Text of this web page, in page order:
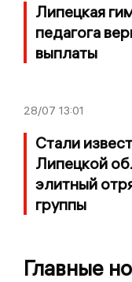
Липецкая
педагога
выплаты
28/07 13:01
Стали
Липецкой
элитный
группы
Главные